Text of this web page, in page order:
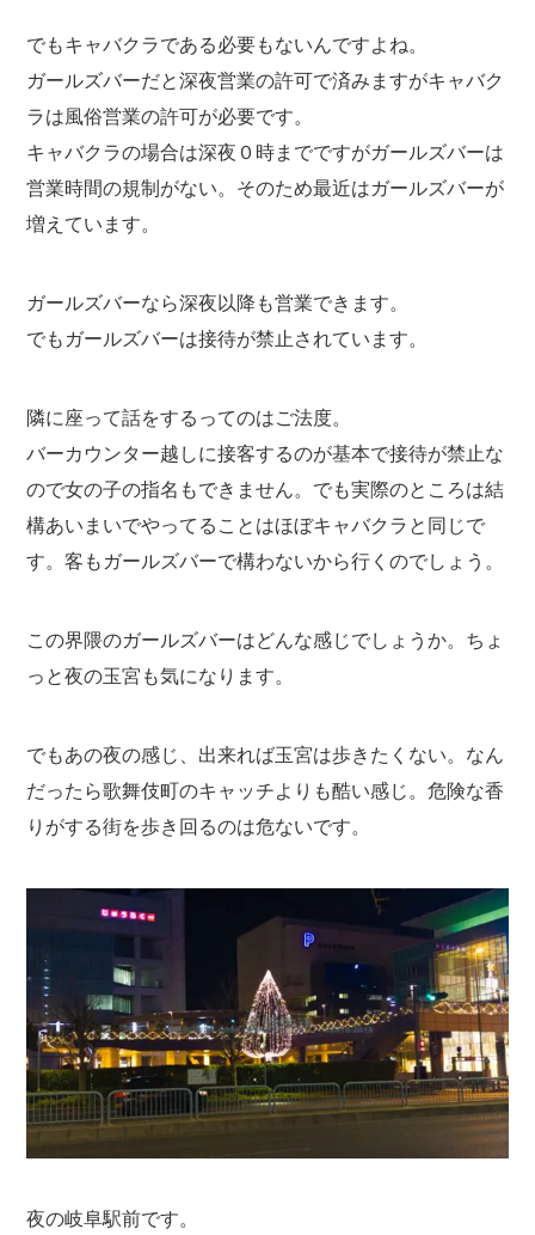
でもキャバクラである必要もないんですよね。
ガールズバーだと深夜営業の許可で済みますがキャバク
ラは風俗営業の許可が必要です。
キャバクラの場合は深夜０時までですがガールズバーは
営業時間の規制がない。そのため最近はガールズバーが
増えています。
ガールズバーなら深夜以降も営業できます。
でもガールズバーは接待が禁止されています。
隣に座って話をするってのはご法度。
バーカウンター越しに接客するのが基本で接待が禁止な
ので女の子の指名もできません。でも実際のところは結
構あいまいでやってることはほぼキャバクラと同じで
す。客もガールズバーで構わないから行くのでしょう。
この界隈のガールズバーはどんな感じでしょうか。ちょ
っと夜の玉宮も気になります。
でもあの夜の感じ、出来れば玉宮は歩きたくない。なん
だったら歌舞伎町のキャッチよりも酷い感じ。危険な香
りがする街を歩き回るのは危ないです。
夜の岐阜駅前です。